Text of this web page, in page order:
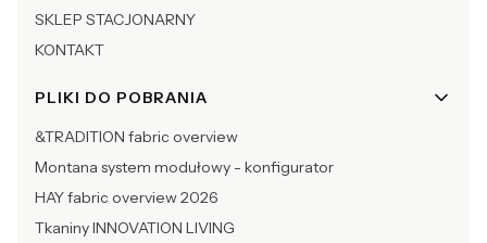
SKLEP STACJONARNY
KONTAKT
PLIKI DO POBRANIA
&TRADITION fabric overview
Montana system modułowy - konfigurator
HAY fabric overview 2026
Tkaniny INNOVATION LIVING